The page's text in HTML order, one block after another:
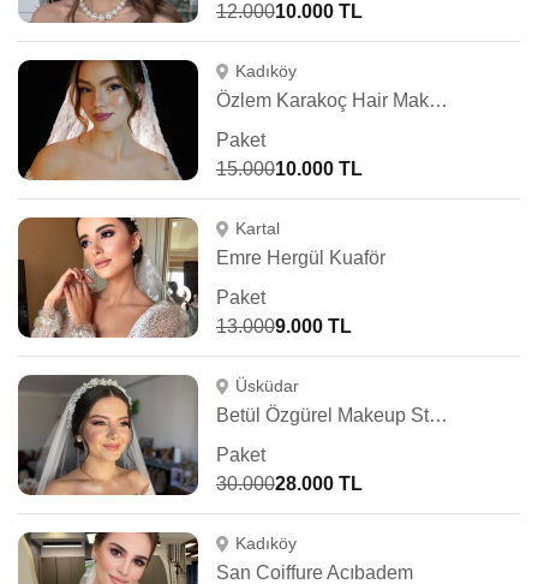
12.00010.000 TL
Kadıköy
Özlem Karakoç Hair Make Up Artist
Paket
15.00010.000 TL
Kartal
Emre Hergül Kuaför
Paket
13.0009.000 TL
Üsküdar
Betül Özgürel Makeup Studio
Paket
30.00028.000 TL
Kadıköy
San Coiffure Acıbadem